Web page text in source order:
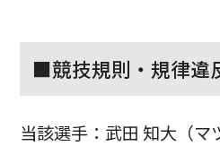
■競技規則・規律違
当該選手：武田 知大（マ